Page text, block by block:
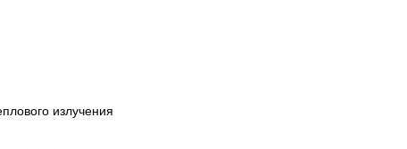
излучения